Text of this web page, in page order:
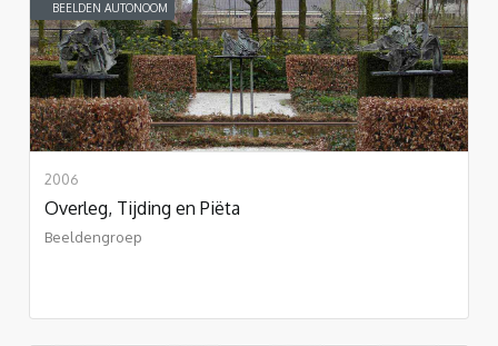
BEELDEN AUTONOOM
2006
Overleg, Tijding en Piëta
Beeldengroep